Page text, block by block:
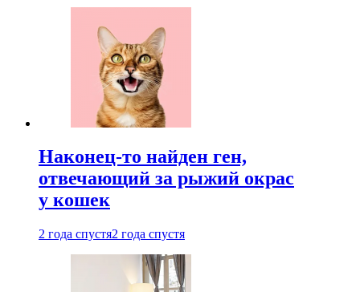
Наконец-то найден ген,
отвечающий за рыжий окрас
у кошек
2 года спустя2 года спустя